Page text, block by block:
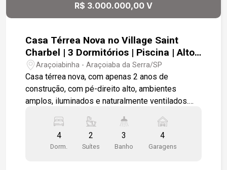
R$ 3.000.000,00 V
Casa Térrea Nova no Village Saint
Charbel | 3 Dormitórios | Piscina | Alto
Padrão
Araçoiabinha - Araçoiaba da Serra/SP
Casa térrea nova, com apenas 2 anos de
construção, com pé-direito alto, ambientes
amplos, iluminados e naturalmente ventilados.
criando um espaço perfeito para receber e
celebrar momentos. Área íntima, contando com 3
dormitórios, sendo 1 suíte e os outros dois
4
Dorm.
2
Suítes
3
Banho
4
Garagens